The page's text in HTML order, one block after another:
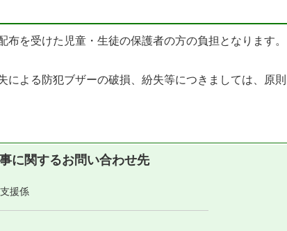
布を受けた児童・生徒の保護者の方の負担となります。
による防犯ブザーの破損、紛失等につきましては、原則
に関するお問い合わせ先
援係